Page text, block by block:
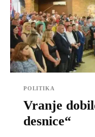
POLITIKA
Vranje
desnice“